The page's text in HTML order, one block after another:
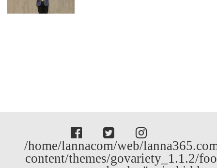
/home/lannacom/web/
content/themes/govariety_1.1.2/